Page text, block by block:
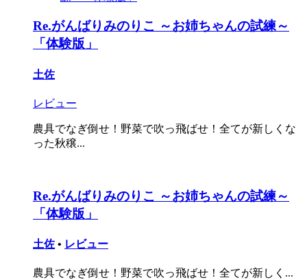
Re.がんばりみのりこ ～お姉ちゃんの試練～
「体験版」
土佐
レビュー
農具でなぎ倒せ！野菜で吹っ飛ばせ！全てが新しくな
った秋穣...
Re.がんばりみのりこ ～お姉ちゃんの試練～
「体験版」
土佐 • レビュー
農具でなぎ倒せ！野菜で吹っ飛ばせ！全てが新しく...